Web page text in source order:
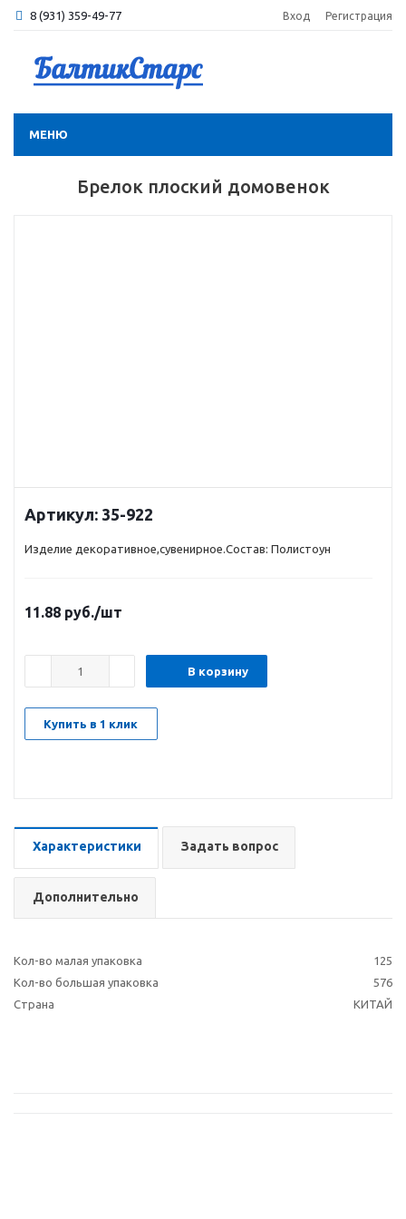
8 (931) 359-49-77 Вход Регистрация
МЕНЮ
Брелок плоский домовенок
Артикул: 35-922
Изделие декоративное,сувенирное.Состав: Полистоун
11.88 руб./шт
В корзину
Купить в 1 клик
Характеристики Задать вопрос
Дополнительно
Кол-во малая упаковка
125
Кол-во большая упаковка
576
Страна
КИТАЙ